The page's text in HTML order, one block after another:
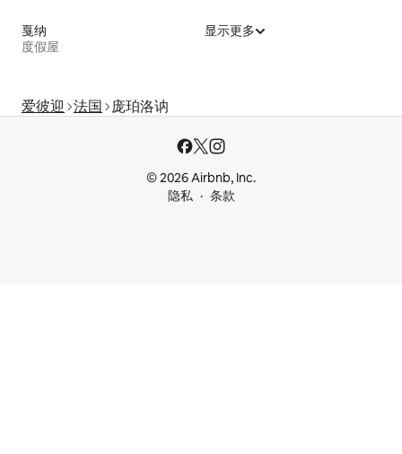
戛纳
度假屋
显示更多
爱彼迎 法国 庞珀洛讷
© 2026 Airbnb, Inc.
隐私
条款